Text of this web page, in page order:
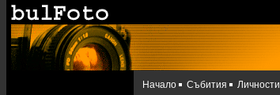
Начало Събития Личности